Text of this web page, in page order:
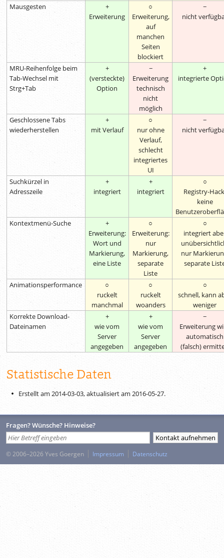
Mausgesten
+
Erweiterung
○
Erweiterung,
auf
manchen
Seiten
blockiert
−
nicht
MRU-Reihenfolge beim
Tab-Wechsel mit
Strg+Tab
+
(versteckte)
Option
−
Erweiterung
technisch
nicht
möglich
+
integrierte
Geschlossene Tabs
wiederherstellen
+
mit Verlauf
○
nur ohne
Verlauf,
schlecht
integriertes
UI
−
nicht
Suchkürzel in
Adresszeile
+
integriert
+
integriert
○
Registry-
keine
Kontextmenü-Suche
+
Erweiterung:
Wort und
Markierung,
eine Liste
○
Erweiterung:
nur
Markierung,
separate
Liste
○
integriert
nur
separate
Animationsperformance
○
ruckelt
manchmal
○
ruckelt
woanders
○
schnell, kann
weniger
Korrekte Download-
Dateinamen
+
wie vom
Server
angegeben
+
wie vom
Server
angegeben
−
Erweiterung
automatisch
(falsch)
Statistische Daten
Erstellt am 2014-03-03, aktualisiert am 2016-05-27.
Fragen? Wünsche? Hinweise?
© 2006–2026 Yves Goergen Impressum Datenschutz